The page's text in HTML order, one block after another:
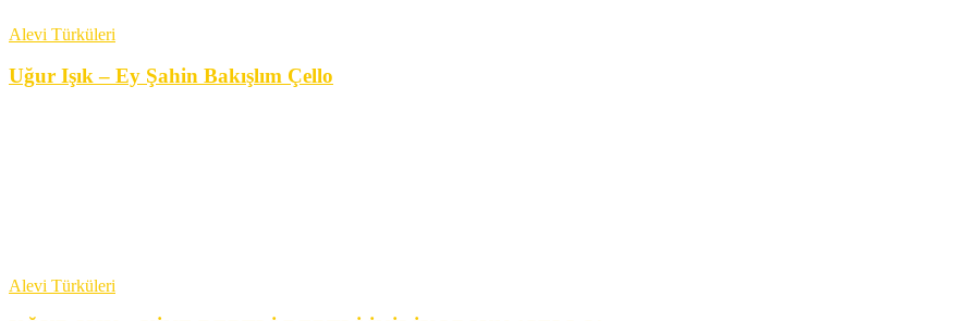
Alevi Türküleri
Uğur Işık – Ey Şahin Bakışlım Çello
Alevi Türküleri